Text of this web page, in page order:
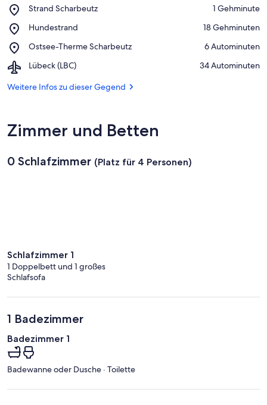
Strand Scharbeutz
Place,
Scharbeutz
‪1 Gehminute‬
Hundestrand
Place,
‪18 Gehminuten‬
Ostsee-Therme Scharbeutz
Place,
Therme
‪6 Autominuten‬
Lübeck (LBC)
Airport,
(LBC)
‪34 Autominuten‬
Weitere Infos zu dieser Gegend
Zimmer und Betten
0 Schlafzimmer (Platz für 4 Personen)
Schlafzimmer 1
1 Doppelbett und 1 großes
Schlafsofa
1 Badezimmer
Badezimmer 1
Badewanne oder Dusche · Toilette